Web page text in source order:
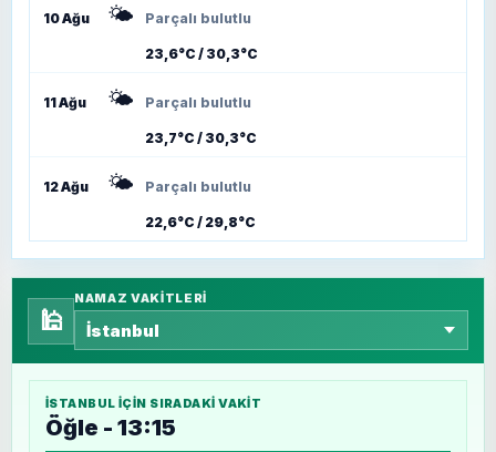
10 Ağu 🌤️ Parçalı bulutlu
23,6°C / 30,3°C
11 Ağu 🌤️ Parçalı bulutlu
23,7°C / 30,3°C
12 Ağu 🌤️ Parçalı bulutlu
22,6°C / 29,8°C
🕌
NAMAZ VAKITLERI
İSTANBUL IÇIN SIRADAKI VAKIT
Öğle - 13:15